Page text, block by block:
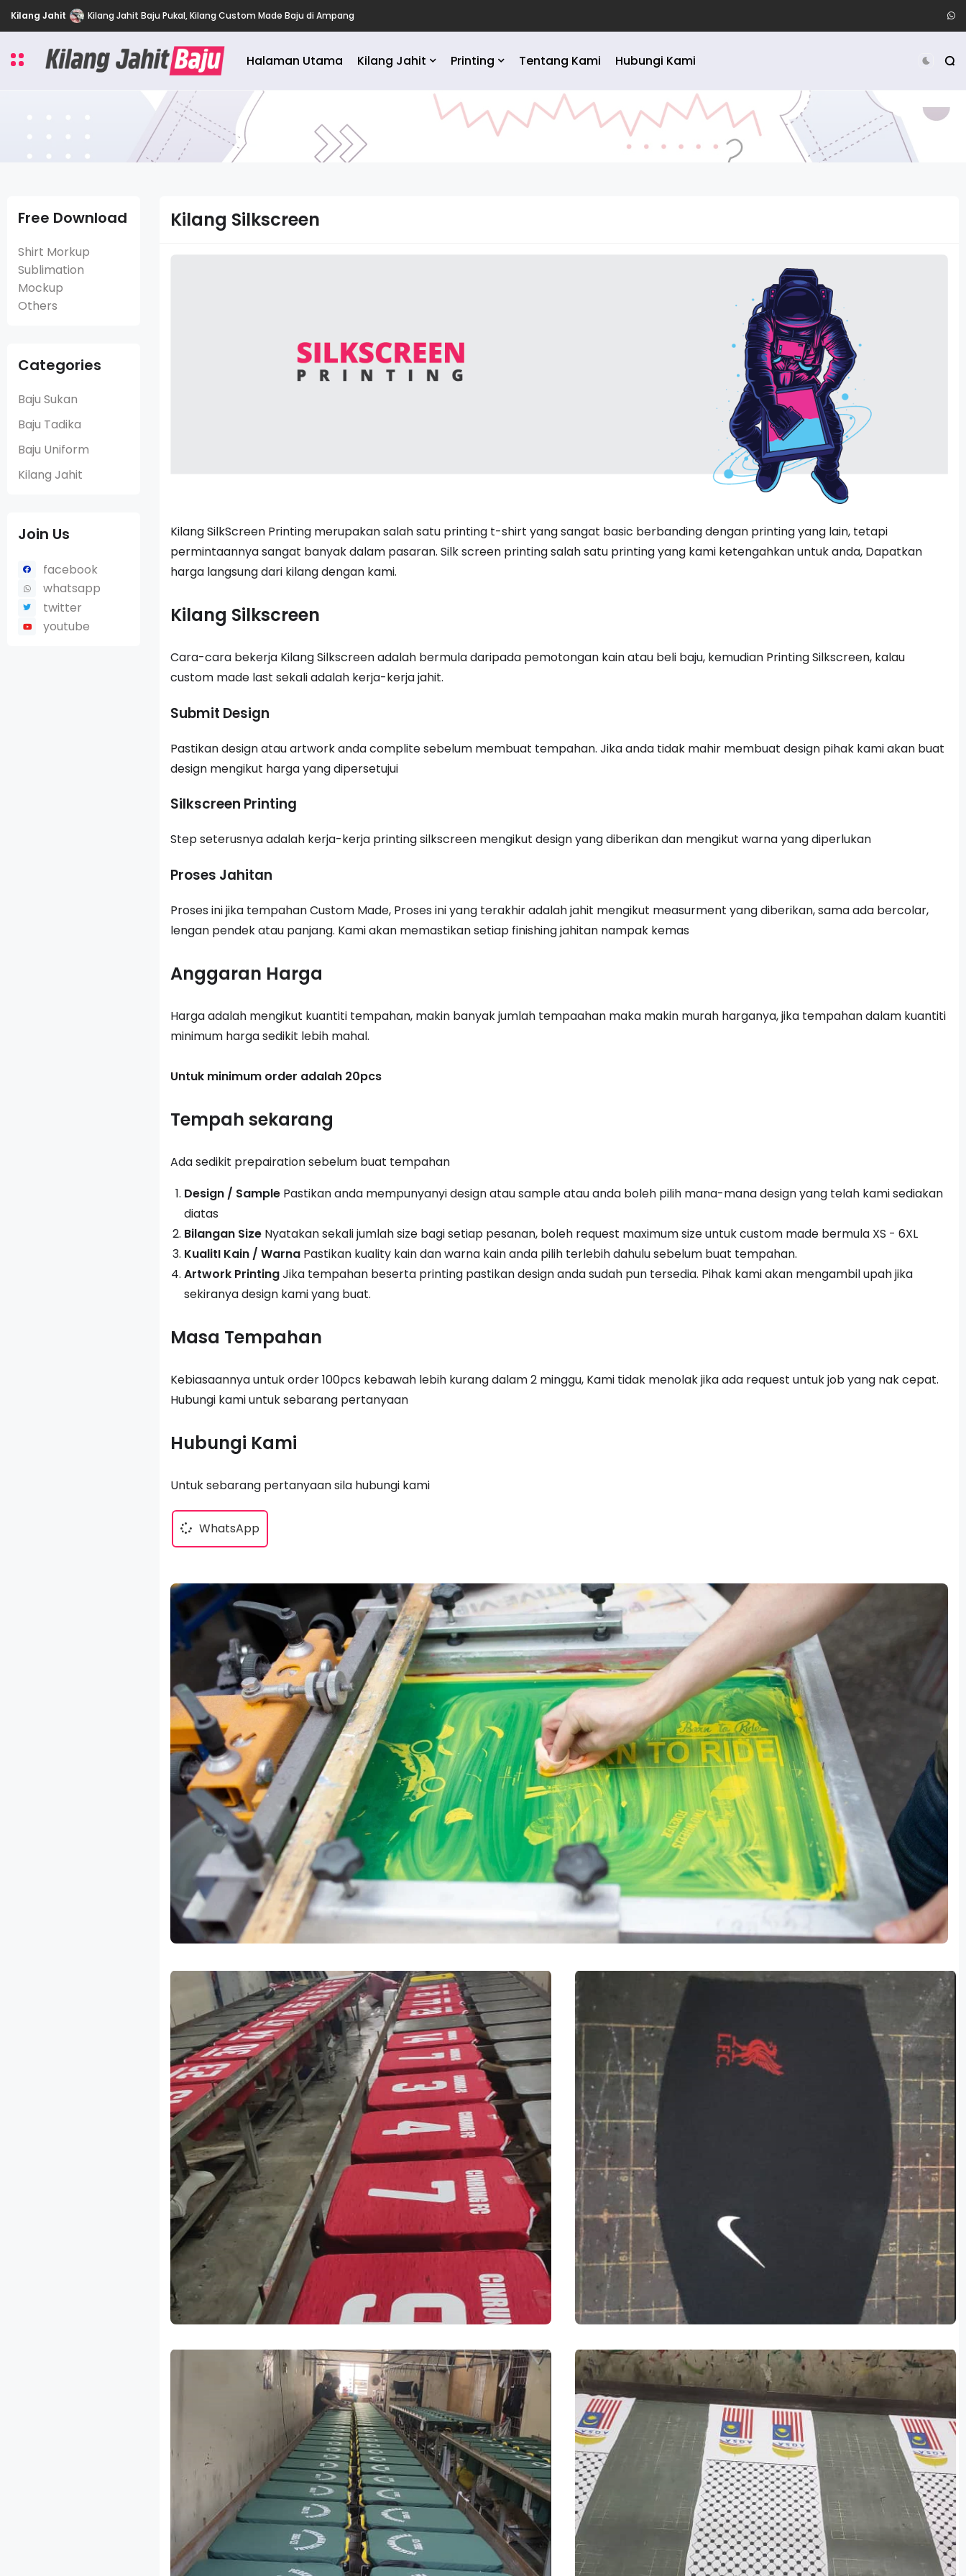
Kilang Jahit Kilang Jahit Baju Pukal Murah Near me Kajang, Selangor
Halaman Utama Kilang Jahit Printing Tentang Kami Hubungi Kami
Free Download
Shirt Morkup
Sublimation
Mockup
Others
Categories
Baju Sukan
Baju Tadika
Baju Uniform
Kilang Jahit
Join Us
facebook
whatsapp
twitter
youtube
Kilang Silkscreen
Kilang SilkScreen Printing merupakan salah satu printing t-shirt yang sangat basic berbanding dengan printing yang lain, tetapi
permintaannya sangat banyak dalam pasaran. Silk screen printing salah satu printing yang kami ketengahkan untuk anda, Dapatkan
harga langsung dari kilang dengan kami.
Kilang Silkscreen
Cara-cara bekerja Kilang Silkscreen adalah bermula daripada pemotongan kain atau beli baju, kemudian Printing Silkscreen, kalau
custom made last sekali adalah kerja-kerja jahit.
Submit Design
Pastikan design atau artwork anda complite sebelum membuat tempahan. Jika anda tidak mahir membuat design pihak kami akan buat
design mengikut harga yang dipersetujui
Silkscreen Printing
Step seterusnya adalah kerja-kerja printing silkscreen mengikut design yang diberikan dan mengikut warna yang diperlukan
Proses Jahitan
Proses ini jika tempahan Custom Made, Proses ini yang terakhir adalah jahit mengikut measurment yang diberikan, sama ada bercolar,
lengan pendek atau panjang. Kami akan memastikan setiap finishing jahitan nampak kemas
Anggaran Harga
Harga adalah mengikut kuantiti tempahan, makin banyak jumlah tempaahan maka makin murah harganya, jika tempahan dalam kuantiti
minimum harga sedikit lebih mahal.
Untuk minimum order adalah 20pcs
Tempah sekarang
Ada sedikit prepairation sebelum buat tempahan
Design / Sample Pastikan anda mempunyanyi design atau sample atau anda boleh pilih mana-mana design yang telah kami sediakan
diatas
Bilangan Size Nyatakan sekali jumlah size bagi setiap pesanan, boleh request maximum size untuk custom made bermula XS - 6XL
KualitI Kain / Warna Pastikan kuality kain dan warna kain anda pilih terlebih dahulu sebelum buat tempahan.
Artwork PrintingJika tempahan beserta printing pastikan design anda sudah pun tersedia. Pihak kami akan mengambil upah jika
sekiranya design kami yang buat.
Masa Tempahan
Kebiasaannya untuk order 100pcs kebawah lebih kurang dalam 2 minggu, Kami tidak menolak jika ada request untuk job yang nak cepat.
Hubungi kami untuk sebarang pertanyaan
Hubungi Kami
Untuk sebarang pertanyaan sila hubungi kami
WhatsApp